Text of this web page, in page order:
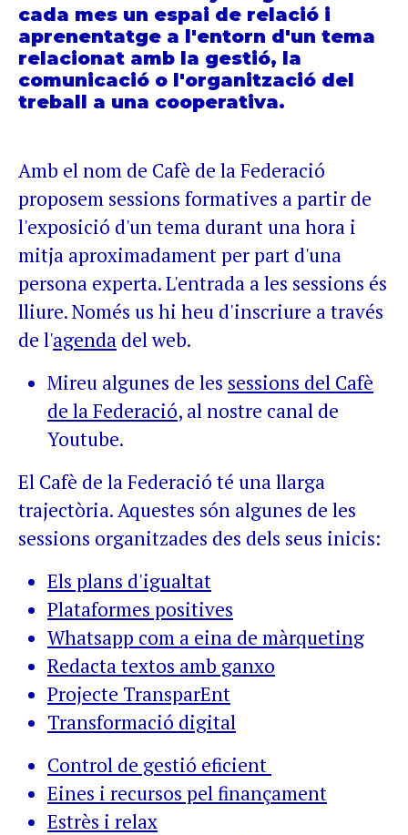
cada mes un espai de relació i
aprenentatge a l'entorn d'un tema
relacionat amb la gestió, la
comunicació o l'organització del
treball a una cooperativa.
Amb el nom de Cafè de la Federació
proposem sessions formatives a partir de
l'exposició d'un tema durant una hora i
mitja aproximadament per part d'una
persona experta. L'entrada a les sessions és
lliure. Només us hi heu d'inscriure a través
de l'agenda del web.
Mireu algunes de les sessions del Cafè
de la Federació, al nostre canal de
Youtube.
El Cafè de la Federació té una llarga
trajectòria. Aquestes són algunes de les
sessions organitzades des dels seus inicis:
Els plans d'igualtat
Plataformes positives
Whatsapp com a eina de màrqueting
Redacta textos amb ganxo
Projecte TransparEnt
Transformació digital
Control de gestió eficient
Eines i recursos pel finançament
Estrès i relax